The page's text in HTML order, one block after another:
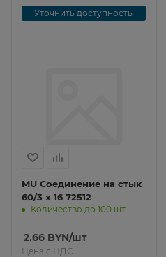
Уточнить доступность
MU Соединение на стык
60/3 x 16 72512
Количество до 100 шт.
2.66 BYN/шт
Цена с НДС